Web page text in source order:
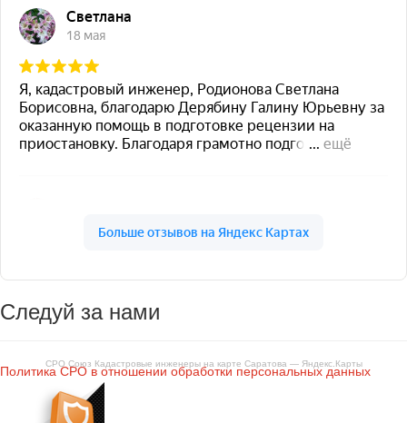
СРО Союз Кадастровые инженеры на карте Саратова — Яндекс.Карты
Следуй за нами
Политика СРО в отношении обработки персональных данных